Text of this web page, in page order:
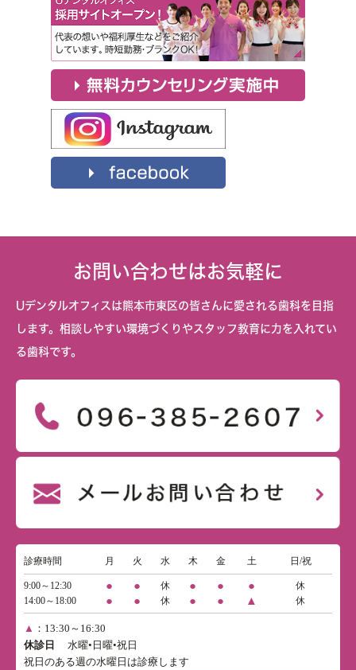
お問い合わせはお気軽に
Uデンタルオフィスは熊本市東区の皆さんに愛される歯科を目指
します。相談しやすい環境づくりやスタッフ教育に力を入れてい
る歯科です。
診療時間 月 火 水 木 金 土 日/祝
9:00～12:30 ● ● 休 ● ● ●
休
14:00～18:00
● ● 休 ● ● ▲ 休
▲ ：13:30～16:30
休診日
水曜•日曜•祝日
祝日のある週の水曜日は診療します